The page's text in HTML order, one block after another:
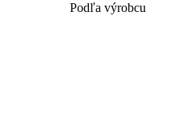
Podľa výrobcu